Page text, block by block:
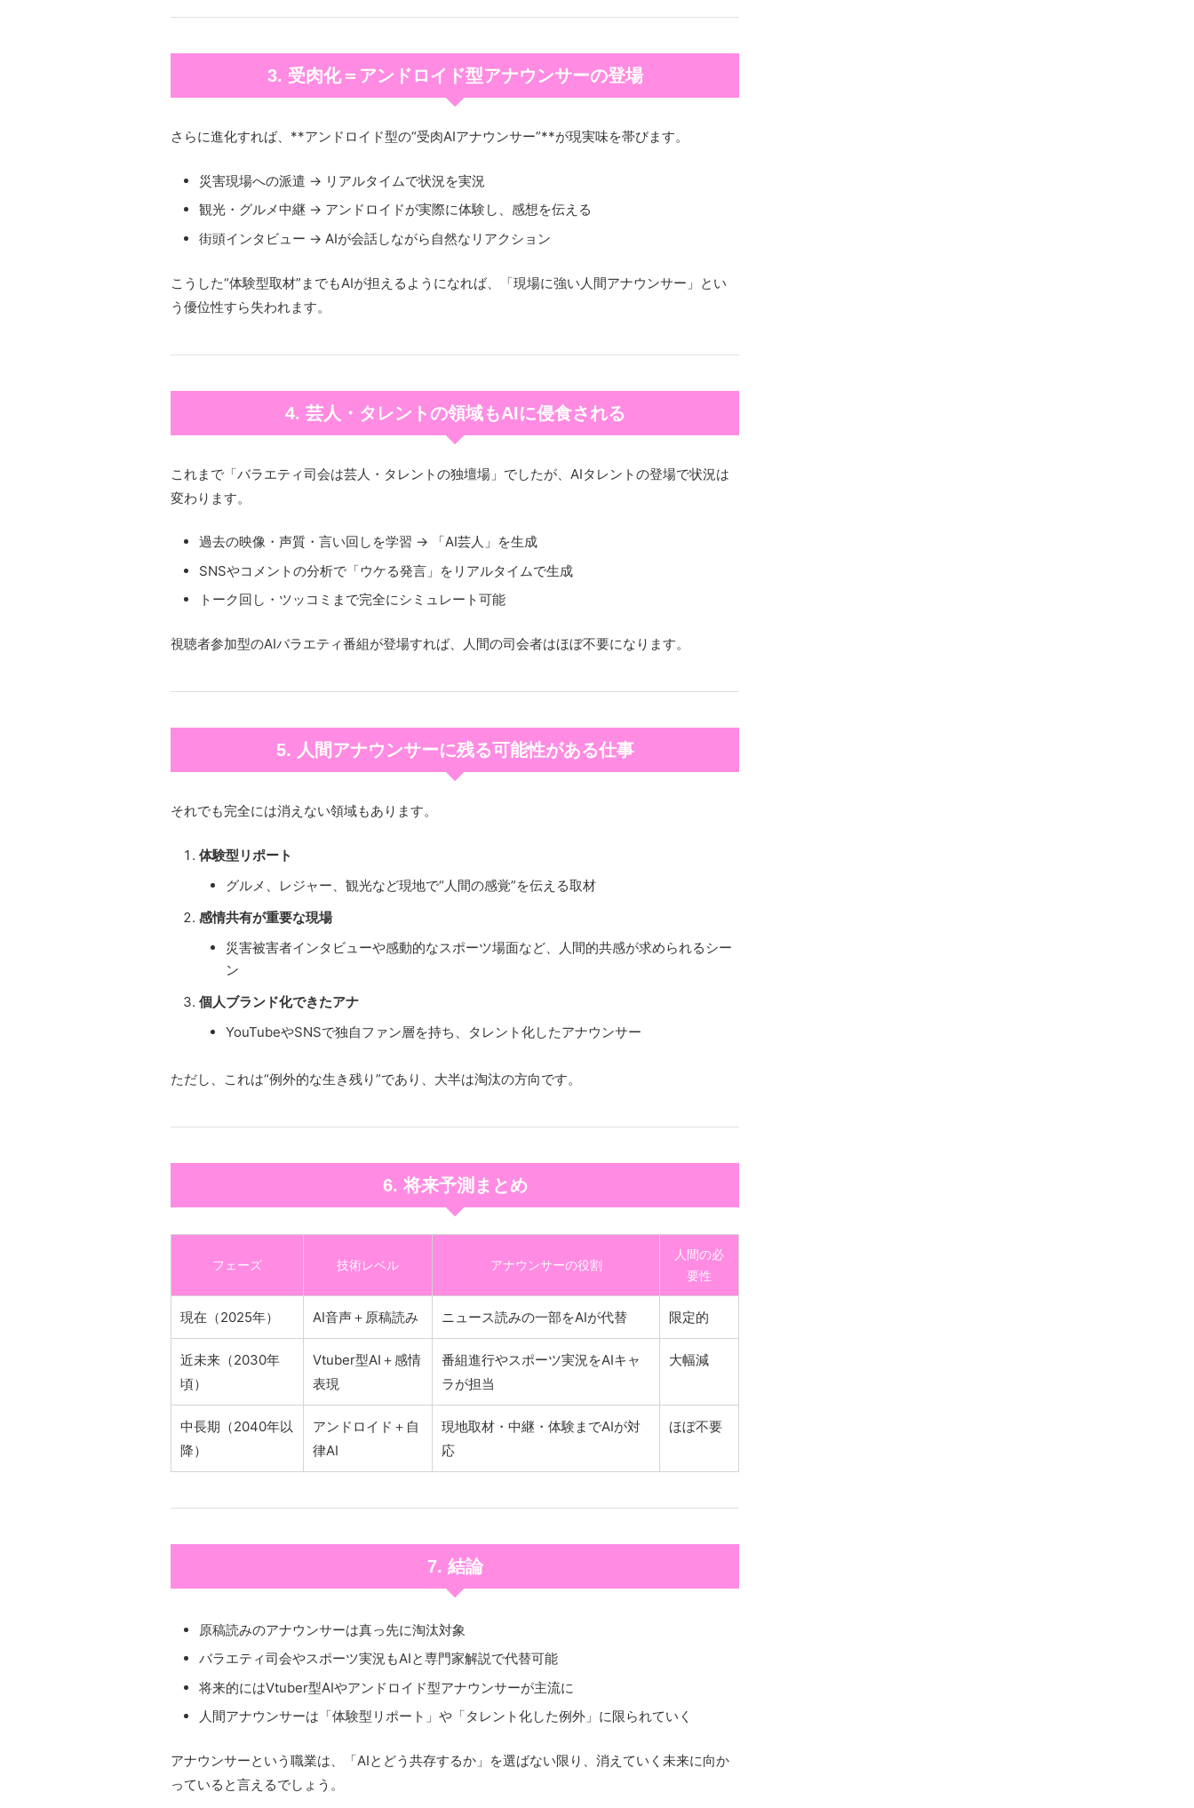
3. 受肉化＝アンドロイド型アナウンサーの登場
さらに進化すれば、**アンドロイド型の“受肉AIアナウンサー”**が現実味を帯びます。
災害現場への派遣 → リアルタイムで状況を実況
観光・グルメ中継 → アンドロイドが実際に体験し、感想を伝える
街頭インタビュー → AIが会話しながら自然なリアクション
こうした“体験型取材”までもAIが担えるようになれば、「現場に強い人間アナウンサー」とい
う優位性すら失われます。
4. 芸人・タレントの領域もAIに侵食される
これまで「バラエティ司会は芸人・タレントの独壇場」でしたが、AIタレントの登場で状況は
変わります。
過去の映像・声質・言い回しを学習 → 「AI芸人」を生成
SNSやコメントの分析で「ウケる発言」をリアルタイムで生成
トーク回し・ツッコミまで完全にシミュレート可能
視聴者参加型のAIバラエティ番組が登場すれば、人間の司会者はほぼ不要になります。
5. 人間アナウンサーに残る可能性がある仕事
それでも完全には消えない領域もあります。
体験型リポート
グルメ、レジャー、観光など現地で“人間の感覚”を伝える取材
感情共有が重要な現場
災害被害者インタビューや感動的なスポーツ場面など、人間的共感が求められるシー
ン
個人ブランド化できたアナ
YouTubeやSNSで独自ファン層を持ち、タレント化したアナウンサー
ただし、これは“例外的な生き残り”であり、大半は淘汰の方向です。
6. 将来予測まとめ
フェーズ 技術レベル アナウンサーの役割
人間の必
要性
現在（2025年） AI音声＋原稿読み ニュース読みの一部をAIが代替 限定的
近未来（2030年
頃）
Vtuber型AI＋感情
表現
番組進行やスポーツ実況をAIキャ
ラが担当
大幅減
中長期（2040年以
降）
アンドロイド＋自
律AI
現地取材・中継・体験までAIが対
応
ほぼ不要
7. 結論
原稿読みのアナウンサーは真っ先に淘汰対象
バラエティ司会やスポーツ実況もAIと専門家解説で代替可能
将来的にはVtuber型AIやアンドロイド型アナウンサーが主流に
人間アナウンサーは「体験型リポート」や「タレント化した例外」に限られていく
アナウンサーという職業は、「AIとどう共存するか」を選ばない限り、消えていく未来に向か
っていると言えるでしょう。